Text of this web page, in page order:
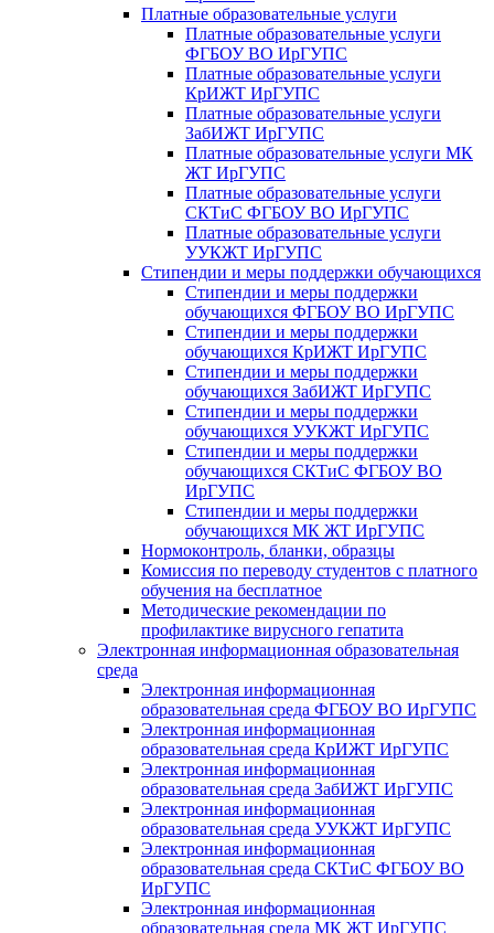
Платные образовательные услуги
Платные образовательные услуги
ФГБОУ ВО ИрГУПС
Платные образовательные услуги
КрИЖТ ИрГУПС
Платные образовательные услуги
ЗабИЖТ ИрГУПС
Платные образовательные услуги МК
ЖТ ИрГУПС
Платные образовательные услуги
СКТиС ФГБОУ ВО ИрГУПС
Платные образовательные услуги
УУКЖТ ИрГУПС
Стипендии и меры поддержки обучающихся
Стипендии и меры поддержки
обучающихся ФГБОУ ВО ИрГУПС
Стипендии и меры поддержки
обучающихся КрИЖТ ИрГУПС
Стипендии и меры поддержки
обучающихся ЗабИЖТ ИрГУПС
Стипендии и меры поддержки
обучающихся УУКЖТ ИрГУПС
Стипендии и меры поддержки
обучающихся СКТиС ФГБОУ ВО
ИрГУПС
Стипендии и меры поддержки
обучающихся МК ЖТ ИрГУПС
Нормоконтроль, бланки, образцы
Комиссия по переводу студентов с платного
обучения на бесплатное
Методические рекомендации по
профилактике вирусного гепатита
Электронная информационная образовательная
среда
Электронная информационная
образовательная среда ФГБОУ ВО ИрГУПС
Электронная информационная
образовательная среда КрИЖТ ИрГУПС
Электронная информационная
образовательная среда ЗабИЖТ ИрГУПС
Электронная информационная
образовательная среда УУКЖТ ИрГУПС
Электронная информационная
образовательная среда СКТиС ФГБОУ ВО
ИрГУПС
Электронная информационная
образовательная среда МК ЖТ ИрГУПС